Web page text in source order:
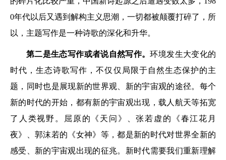
0年代以后又遇到解构主义思潮，一切都被颠覆打碎了，所
以，主题写作是一种诗歌的深化和升华。
第二是生态写作或者说自然写作。环境发生大变化的
时代，生态诗歌写作，不仅仅局限于自然生态保护的主
题，同时也是展现新的世界观、新的宇宙观的途径。每个
新的时代的开始，都有新的宇宙观出现，载人航天等拓宽
了人类视野。屈原的《天问》、张若虚的《春江花月
夜》、郭沫若的《女神》等，都是新的时代对世界全新的
感受、新的宇宙观出现的征兆。新时代需要我们重新理解